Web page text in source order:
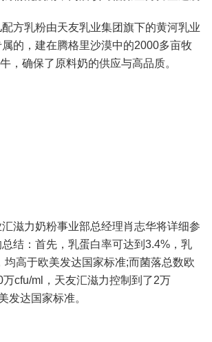
乳粉由天友乳业集团旗下的黄河乳业
的，建在腾格里沙漠中的2000多亩牧
，确保了原料奶的供应与高品质。
力奶粉事业部总经理肖志华将详细参
结：首先，乳蛋白率可达到3.4%，乳
均高于欧美发达国家标准;而菌落总数欧
cfu/ml，天友汇滋力控制到了2万
发达国家标准。